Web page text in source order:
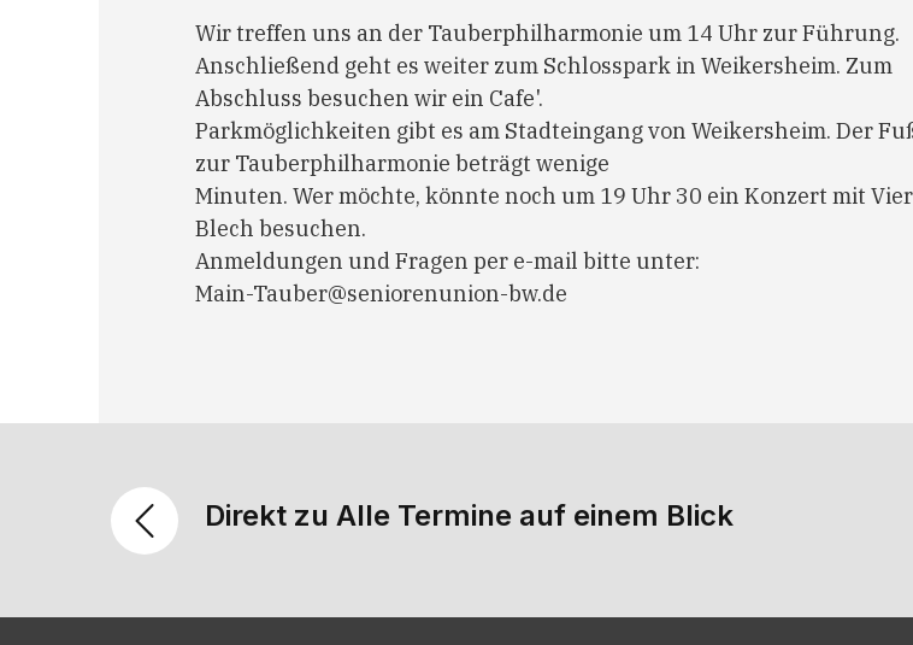
Wir treffen uns an der Tauberphilharmonie um 14 Uhr zur Führung.
Anschließend geht es weiter zum Schlosspark in Weikersheim. Zum
Abschluss besuchen wir ein Cafe'.
Parkmöglichkeiten gibt es am Stadteingang von Weikersheim. Der
zur Tauberphilharmonie beträgt wenige
Minuten. Wer möchte, könnte noch um 19 Uhr 30 ein Konzert mit
Blech besuchen.
Anmeldungen und Fragen per e-mail bitte unter:
Main-Tauber@seniorenunion-bw.de
Direkt zu Alle Termine auf einem Blick